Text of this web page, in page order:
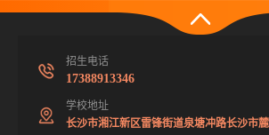
招生电话
17388913346
学校地址
长沙市湘江新区雷锋街道泉塘冲路长沙市